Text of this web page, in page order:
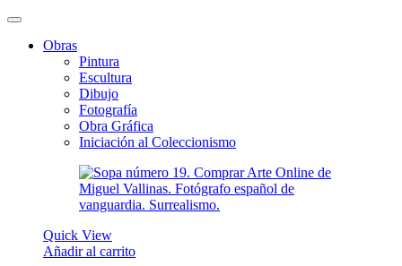
Obras
Pintura
Escultura
Dibujo
Fotografía
Obra Gráfica
Iniciación al Coleccionismo
Quick View
Añadir al carrito